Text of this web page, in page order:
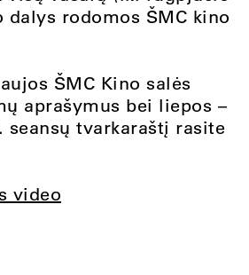
rodomos ŠMC kino
ŠMC Kino salės
aprašymus bei liepos –
seansų tvarkaraštį rasite
video